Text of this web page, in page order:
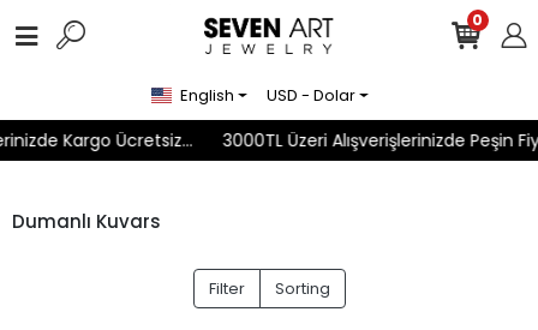
Kargo Ücretsiz... 3000TL Üzeri Alışverişlerinizde Peşin
0
English USD - Dolar
Dumanlı Kuvars
Filter Sorting